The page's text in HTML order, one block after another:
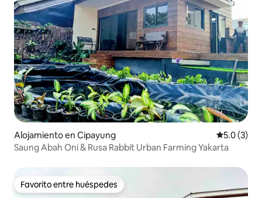
Alojamiento en Cipayung
5.0 (3)
Saung Abah Oni & Rusa Rabbit Urban Farming Yakarta
Favorito entre huéspedes
Favorito entre huéspedes